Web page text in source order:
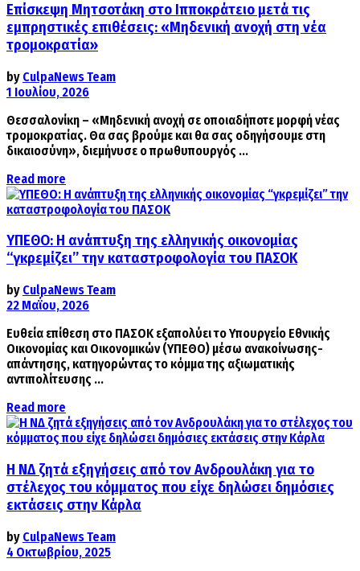
Επίσκεψη Μητσοτάκη στο Ιπποκράτειο μετά τις
εμπρηστικές επιθέσεις: «Μηδενική ανοχή στη νέα
τρομοκρατία»
by CulpaNews Team
1 Ιουλίου, 2026
Θεσσαλονίκη – «Μηδενική ανοχή σε οποιαδήποτε μορφή νέας
τρομοκρατίας. Θα σας βρούμε και θα σας οδηγήσουμε στη
δικαιοσύνη», διεμήνυσε ο πρωθυπουργός ...
Read more
ΥΠΕΘΟ: Η ανάπτυξη της ελληνικής οικονομίας
“γκρεμίζει” την καταστροφολογία του ΠΑΣΟΚ
by CulpaNews Team
22 Μαΐου, 2026
Ευθεία επίθεση στο ΠΑΣΟΚ εξαπολύει το Υπουργείο Εθνικής
Οικονομίας και Οικονομικών (ΥΠΕΘΟ) μέσω ανακοίνωσης-
απάντησης, κατηγορώντας το κόμμα της αξιωματικής
αντιπολίτευσης ...
Read more
Η ΝΔ ζητά εξηγήσεις από τον Ανδρουλάκη για το
στέλεχος του κόμματος που είχε δηλώσει δημόσιες
εκτάσεις στην Κάρλα
by CulpaNews Team
4 Οκτωβρίου, 2025